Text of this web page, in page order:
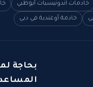
خادمات اندونيسيات أبوظبي
خادمة أوغندية في دبي
بحاجة